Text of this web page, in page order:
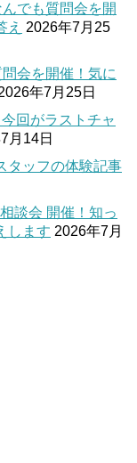
でも質問会を開
え 2026年7月25
会を開催！気に
年7月25日
回がラストチャ
月14日
タッフの体験記事
談会 開催！知っ
します 2026年7月